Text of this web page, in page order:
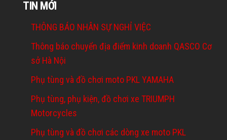
TIN MỚI
THÔNG BÁO NHÂN SỰ NGHỈ VIỆC
Thông báo chuyển địa điểm kinh doanh QASCO Cơ
sở Hà Nội
Phụ tùng và đồ chơi moto PKL YAMAHA
Phụ tùng, phụ kiện, đồ chơi xe TRIUMPH
Motorcycles
Phụ tùng và đồ chơi các dòng xe moto PKL